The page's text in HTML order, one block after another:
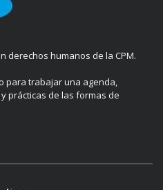
derechos humanos de la CPM.
para trabajar una agenda,
prácticas de las formas de